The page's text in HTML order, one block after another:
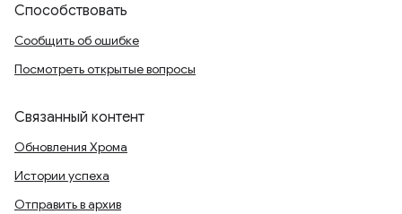
Способствовать
Сообщить об ошибке
Посмотреть открытые вопросы
Связанный контент
Обновления Хрома
Истории успеха
Отправить в архив